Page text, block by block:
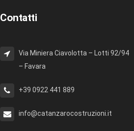
Contatti
Via Miniera Ciavolotta – Lotti 92/94
– Favara
+39 0922 441 889
info@catanzarocostruzioni.it